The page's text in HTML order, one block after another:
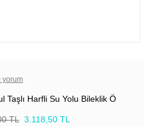
yorum
Taşlı Harfli Su Yolu Bileklik Ö
TL 3.118,50 TL